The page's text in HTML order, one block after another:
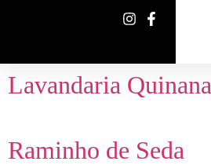
Lavandaria Quinana
Raminho de Seda